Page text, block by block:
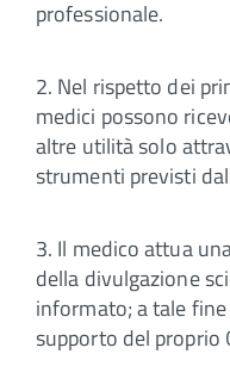
professionale.
2. Nel rispetto dei
medici possono
altre utilità solo
strumenti previsti
3. Il medico attua
della divulgazione
informato; a tale
supporto del proprio